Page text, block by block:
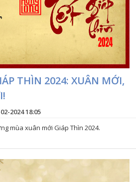
THÌN 2024: XUÂN MỚI,
2024 18:05
mùa xuân mới Giáp Thìn 2024.